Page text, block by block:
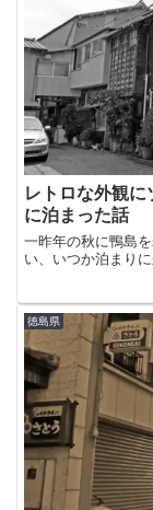
レトロな外観に
に泊まった話
一昨年の秋に鴨島
い、いつか泊まり
徳島県